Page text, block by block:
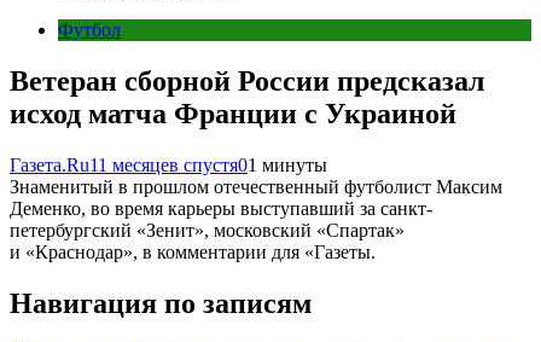
Футбол
Ветеран сборной России предсказал
исход матча Франции с Украиной
Газета.Ru11 месяцев спустя01 минуты
Знаменитый в прошлом отечественный футболист Максим
Деменко, во время карьеры выступавший за санкт-
петербургский «Зенит», московский «Спартак»
и «Краснодар», в комментарии для «Газеты.
Навигация по записям